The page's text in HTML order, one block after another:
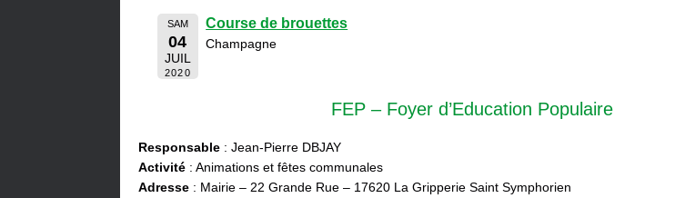
SAM
04
JUIL
2020
Course de brouettes
Champagne
FEP – Foyer d’Education Populaire
Responsable : Jean-Pierre DBJAY
Activité : Animations et fêtes communales
Adresse : Mairie – 22 Grande Rue – 17620 La Gripperie Saint Symphorien